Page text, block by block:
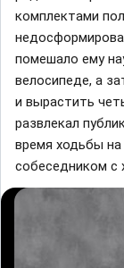
комплектами
помешало ему
велосипеде, а
и вырастить
развлекал
время ходьбы
собеседником с